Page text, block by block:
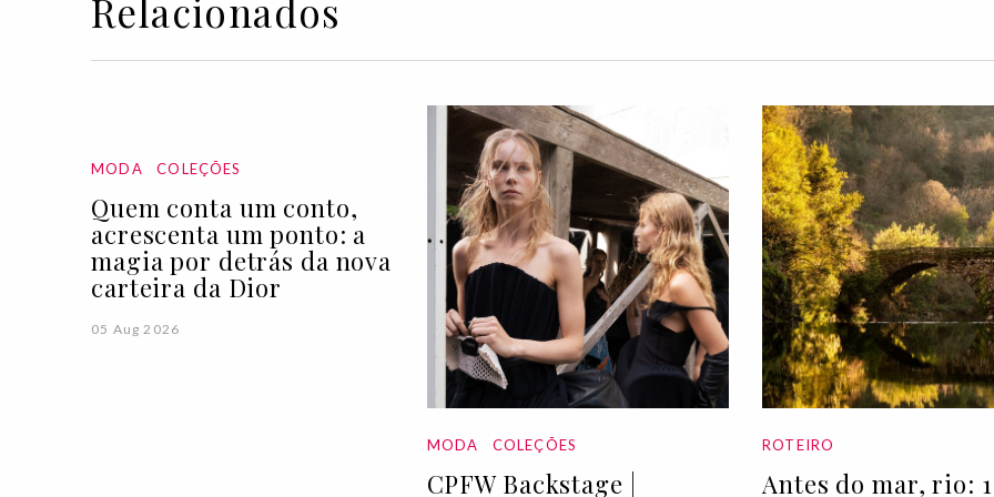
Relacionados
MODA COLEÇÕES
Quem conta um conto,
acrescenta um ponto: a
magia por detrás da nova
carteira da Dior
05 Aug 2026
MODA COLEÇÕES
CPFW Backstage |
ROTEIRO
Antes do mar, rio: